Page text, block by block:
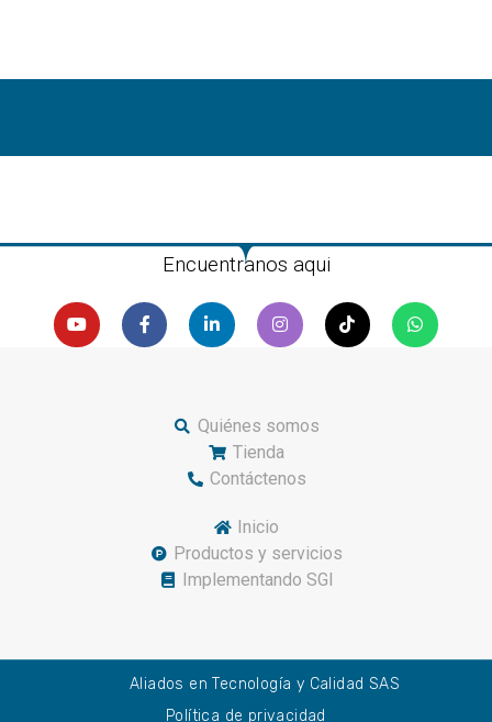
Encuentranos aqui
Quiénes somos
Tienda
Contáctenos
Inicio
Productos y servicios
Implementando SGI
Aliados en Tecnología y Calidad SAS
Política de privacidad